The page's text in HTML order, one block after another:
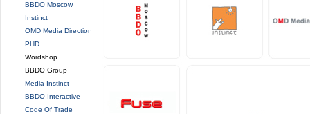
BBDO Moscow
Instinct
OMD Media Direction
PHD
Wordshop
BBDO Group
Media Instinct
BBDO Interactive
Code Of Trade